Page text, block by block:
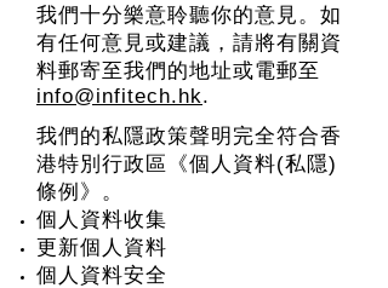
我們十分樂意聆聽你的意見。如
有任何意見或建議，請將有關資
料郵寄至我們的地址或電郵至
info@infitech.hk.
我們的私隱政策聲明完全符合香
港特別行政區《個人資料(私隱)
條例》。
個人資料收集
更新個人資料
個人資料安全